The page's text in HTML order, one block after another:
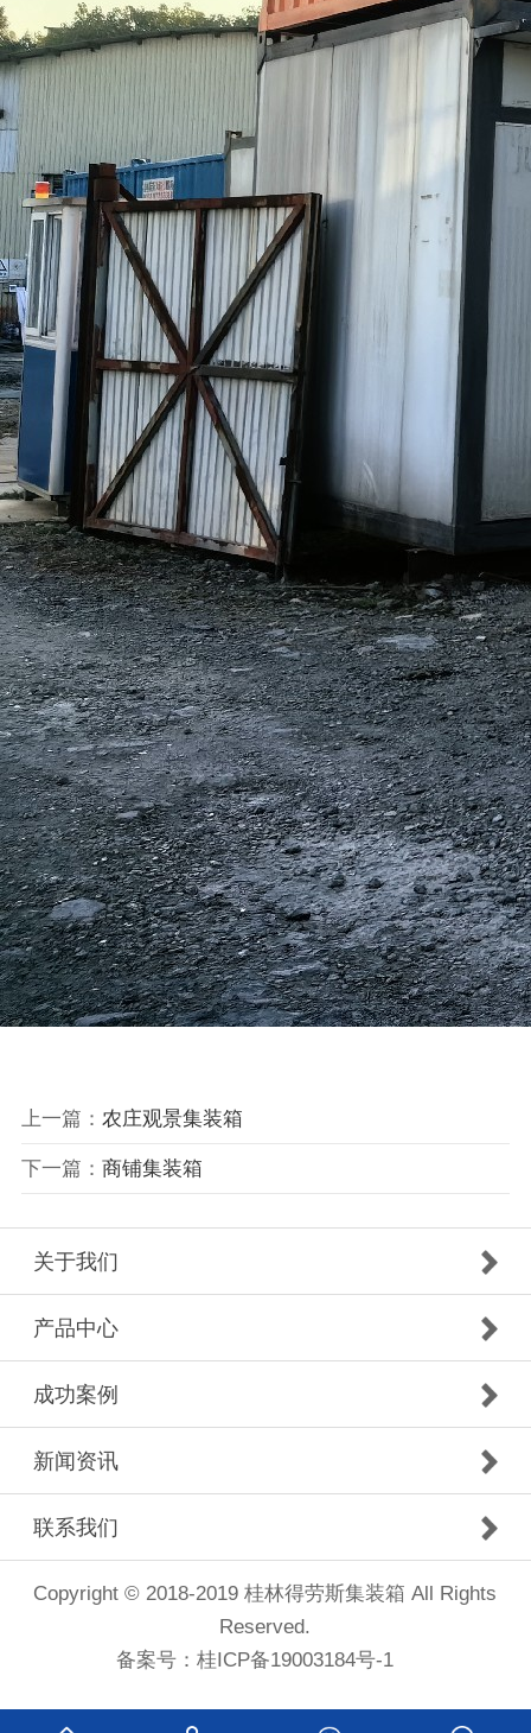
上一篇： 农庄观景集装箱
下一篇： 商铺集装箱
关于我们
产品中心
成功案例
新闻资讯
联系我们
Copyright © 2018-2019 桂林得劳斯集装箱 All Rights
Reserved.
备案号：桂ICP备19003184号-1